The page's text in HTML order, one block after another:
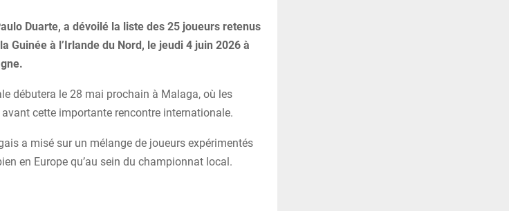
Duarte, a dévoilé la liste des 25 joueurs retenus
Guinée à l’Irlande du Nord, le jeudi 4 juin 2026 à
débutera le 28 mai prochain à Malaga, où les
cette importante rencontre internationale.
a misé sur un mélange de joueurs expérimentés
en Europe qu’au sein du championnat local.